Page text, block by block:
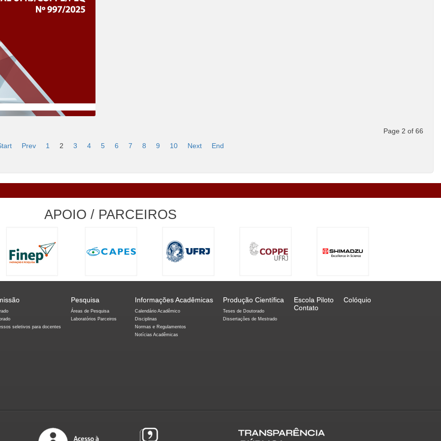
Page 2 of 66
Prev 1 2 3 4 5 6 7 8 9 10 Next End
APOIO / PARCEIROS
seletivos para docentes
Pesquisa
Áreas de Pesquisa
Laboratórios Parceiros
Informações Acadêmicas
Calendário Acadêmico
Disciplinas
Normas e Regulamentos
Notícias Acadêmicas
Produção Científica
Teses de Doutorado
Dissertações de Mestrado
Escola Piloto
Colóquio
Contato